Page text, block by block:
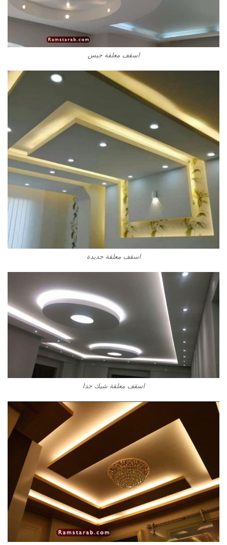
اسقف معلقة جبس
اسقف معلقة جديدة
اسقف معلقة شيك جدا